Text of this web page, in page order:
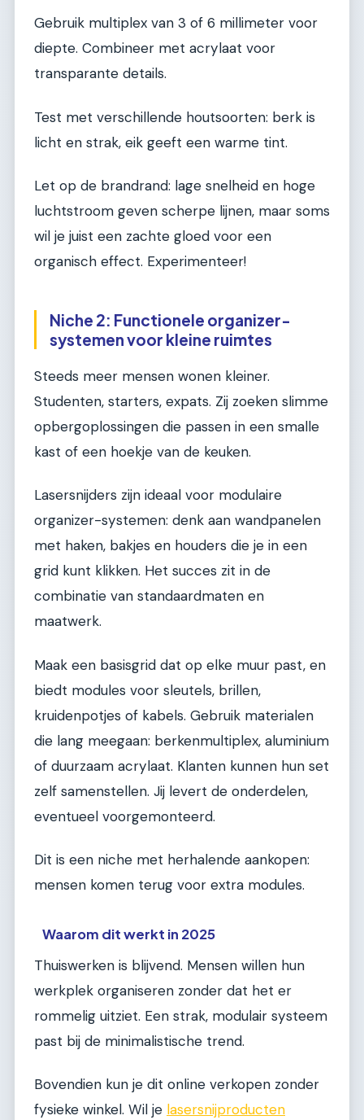
Gebruik multiplex van 3 of 6 millimeter voor
diepte. Combineer met acrylaat voor
transparante details.
Test met verschillende houtsoorten: berk is
licht en strak, eik geeft een warme tint.
Let op de brandrand: lage snelheid en hoge
luchtstroom geven scherpe lijnen, maar soms
wil je juist een zachte gloed voor een
organisch effect. Experimenteer!
Niche 2: Functionele organizer-
systemen voor kleine ruimtes
Steeds meer mensen wonen kleiner.
Studenten, starters, expats. Zij zoeken slimme
opbergoplossingen die passen in een smalle
kast of een hoekje van de keuken.
Lasersnijders zijn ideaal voor modulaire
organizer-systemen: denk aan wandpanelen
met haken, bakjes en houders die je in een
grid kunt klikken. Het succes zit in de
combinatie van standaardmaten en
maatwerk.
Maak een basisgrid dat op elke muur past, en
biedt modules voor sleutels, brillen,
kruidenpotjes of kabels. Gebruik materialen
die lang meegaan: berkenmultiplex, aluminium
of duurzaam acrylaat. Klanten kunnen hun set
zelf samenstellen. Jij levert de onderdelen,
eventueel voorgemonteerd.
Dit is een niche met herhalende aankopen:
mensen komen terug voor extra modules.
Waarom dit werkt in 2025
Thuiswerken is blijvend. Mensen willen hun
werkplek organiseren zonder dat het er
rommelig uitziet. Een strak, modulair systeem
past bij de minimalistische trend.
Bovendien kun je dit online verkopen zonder
fysieke winkel. Wil je lasersnijproducten